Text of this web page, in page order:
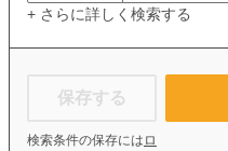
+ さらに詳しく検索する
保存する
検索条件の保存には ロ